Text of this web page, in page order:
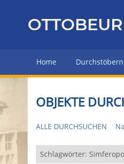
z
r
H
u
p
Home Durchstöbern
OBJEKTE
ALLE DURCHSUCHEN
Schlagwörter: